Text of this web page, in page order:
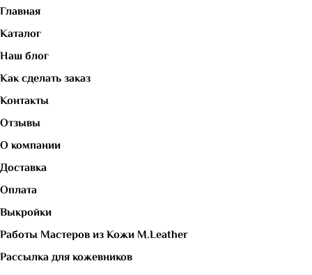
Главная
Каталог
Наш блог
Как сделать заказ
Контакты
Отзывы
О компании
Доставка
Оплата
Выкройки
Работы Мастеров из Кожи M.Leather
Рассылка для кожевников